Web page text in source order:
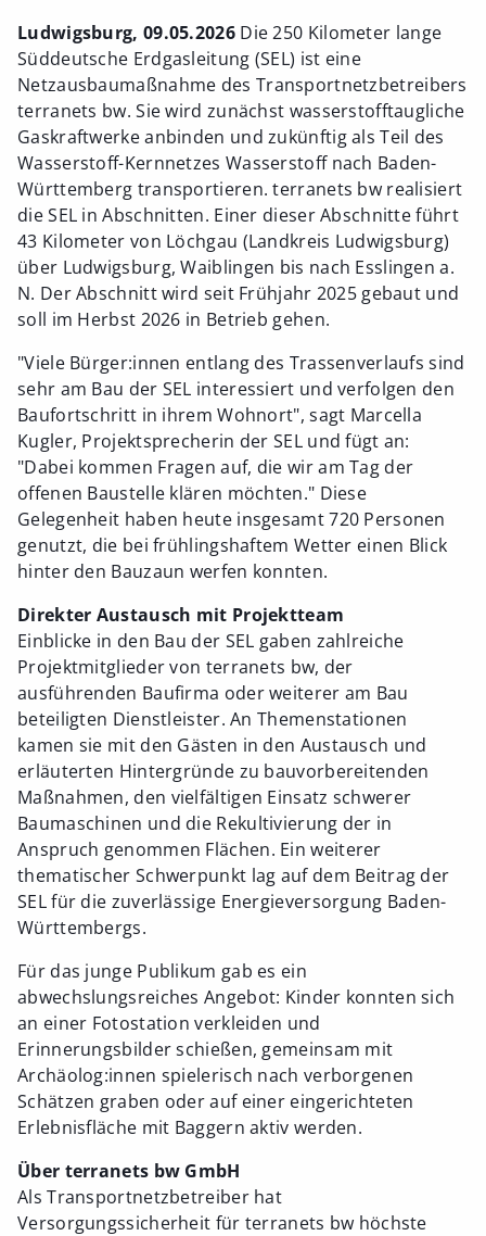
Ludwigsburg, 09.05.2026Die 250 Kilometer lange
Süddeutsche Erdgasleitung (SEL) ist eine
Netzausbaumaßnahme des Transportnetzbetreibers
terranets bw. Sie wird zunächst wasserstofftaugliche
Gaskraftwerke anbinden und zukünftig als Teil des
Wasserstoff-Kernnetzes Wasserstoff nach Baden-
Württemberg transportieren. terranets bw realisiert
die SEL in Abschnitten. Einer dieser Abschnitte führt
43 Kilometer von Löchgau (Landkreis Ludwigsburg)
über Ludwigsburg, Waiblingen bis nach Esslingen a.
N. Der Abschnitt wird seit Frühjahr 2025 gebaut und
soll im Herbst 2026 in Betrieb gehen.
"Viele Bürger:innen entlang des Trassenverlaufs sind
sehr am Bau der SEL interessiert und verfolgen den
Baufortschritt in ihrem Wohnort", sagt Marcella
Kugler, Projektsprecherin der SEL und fügt an:
"Dabei kommen Fragen auf, die wir am Tag der
offenen Baustelle klären möchten." Diese
Gelegenheit haben heute insgesamt 720 Personen
genutzt, die bei frühlingshaftem Wetter einen Blick
hinter den Bauzaun werfen konnten.
Direkter Austausch mit Projektteam
Einblicke in den Bau der SEL gaben zahlreiche
Projektmitglieder von terranets bw, der
ausführenden Baufirma oder weiterer am Bau
beteiligten Dienstleister. An Themenstationen
kamen sie mit den Gästen in den Austausch und
erläuterten Hintergründe zu bauvorbereitenden
Maßnahmen, den vielfältigen Einsatz schwerer
Baumaschinen und die Rekultivierung der in
Anspruch genommen Flächen. Ein weiterer
thematischer Schwerpunkt lag auf dem Beitrag der
SEL für die zuverlässige Energieversorgung Baden-
Württembergs.
Für das junge Publikum gab es ein
abwechslungsreiches Angebot: Kinder konnten sich
an einer Fotostation verkleiden und
Erinnerungsbilder schießen, gemeinsam mit
Archäolog:innen spielerisch nach verborgenen
Schätzen graben oder auf einer eingerichteten
Erlebnisfläche mit Baggern aktiv werden.
Über terranets bw GmbH
Als Transportnetzbetreiber hat
Versorgungssicherheit für terranets bw höchste